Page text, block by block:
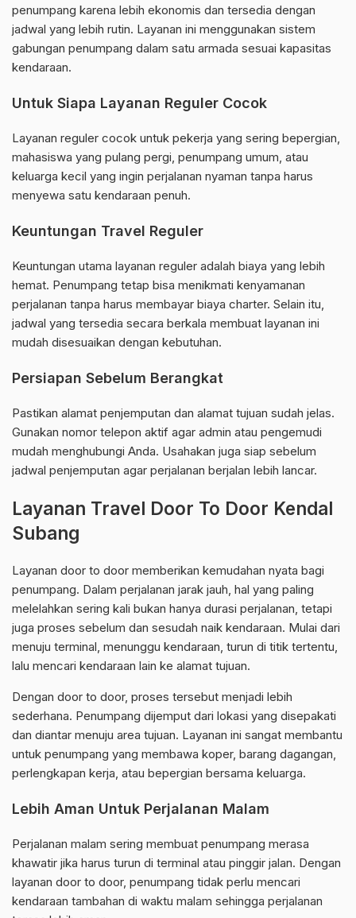
penumpang karena lebih ekonomis dan tersedia dengan
jadwal yang lebih rutin. Layanan ini menggunakan sistem
gabungan penumpang dalam satu armada sesuai kapasitas
kendaraan.
Untuk Siapa Layanan Reguler Cocok
Layanan reguler cocok untuk pekerja yang sering bepergian,
mahasiswa yang pulang pergi, penumpang umum, atau
keluarga kecil yang ingin perjalanan nyaman tanpa harus
menyewa satu kendaraan penuh.
Keuntungan Travel Reguler
Keuntungan utama layanan reguler adalah biaya yang lebih
hemat. Penumpang tetap bisa menikmati kenyamanan
perjalanan tanpa harus membayar biaya charter. Selain itu,
jadwal yang tersedia secara berkala membuat layanan ini
mudah disesuaikan dengan kebutuhan.
Persiapan Sebelum Berangkat
Pastikan alamat penjemputan dan alamat tujuan sudah jelas.
Gunakan nomor telepon aktif agar admin atau pengemudi
mudah menghubungi Anda. Usahakan juga siap sebelum
jadwal penjemputan agar perjalanan berjalan lebih lancar.
Layanan Travel Door To Door Kendal
Subang
Layanan door to door memberikan kemudahan nyata bagi
penumpang. Dalam perjalanan jarak jauh, hal yang paling
melelahkan sering kali bukan hanya durasi perjalanan, tetapi
juga proses sebelum dan sesudah naik kendaraan. Mulai dari
menuju terminal, menunggu kendaraan, turun di titik tertentu,
lalu mencari kendaraan lain ke alamat tujuan.
Dengan door to door, proses tersebut menjadi lebih
sederhana. Penumpang dijemput dari lokasi yang disepakati
dan diantar menuju area tujuan. Layanan ini sangat membantu
untuk penumpang yang membawa koper, barang dagangan,
perlengkapan kerja, atau bepergian bersama keluarga.
Lebih Aman Untuk Perjalanan Malam
Perjalanan malam sering membuat penumpang merasa
khawatir jika harus turun di terminal atau pinggir jalan. Dengan
layanan door to door, penumpang tidak perlu mencari
kendaraan tambahan di waktu malam sehingga perjalanan